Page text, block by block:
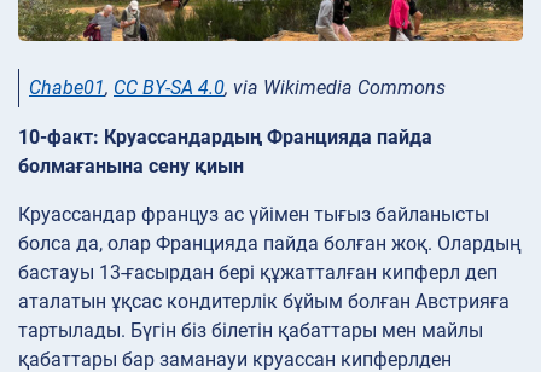
Chabe01, CC BY-SA 4.0, via Wikimedia Commons
10-факт: Круассандардың Францияда пайда
болмағанына сену қиын
Круассандар француз ас үйімен тығыз байланысты
болса да, олар Францияда пайда болған жоқ. Олардың
бастауы 13-ғасырдан бері құжатталған кипферл деп
аталатын ұқсас кондитерлік бұйым болған Австрияға
тартылады. Бүгін біз білетін қабаттары мен майлы
қабаттары бар заманауи круассан кипферлден